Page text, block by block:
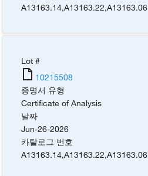
A13163.14,A13163.22,A13163.06
Lot #
10215508
증명서 유형
Certificate of Analysis
날짜
Jun-26-2026
카탈로그 번호
A13163.14,A13163.22,A13163.06